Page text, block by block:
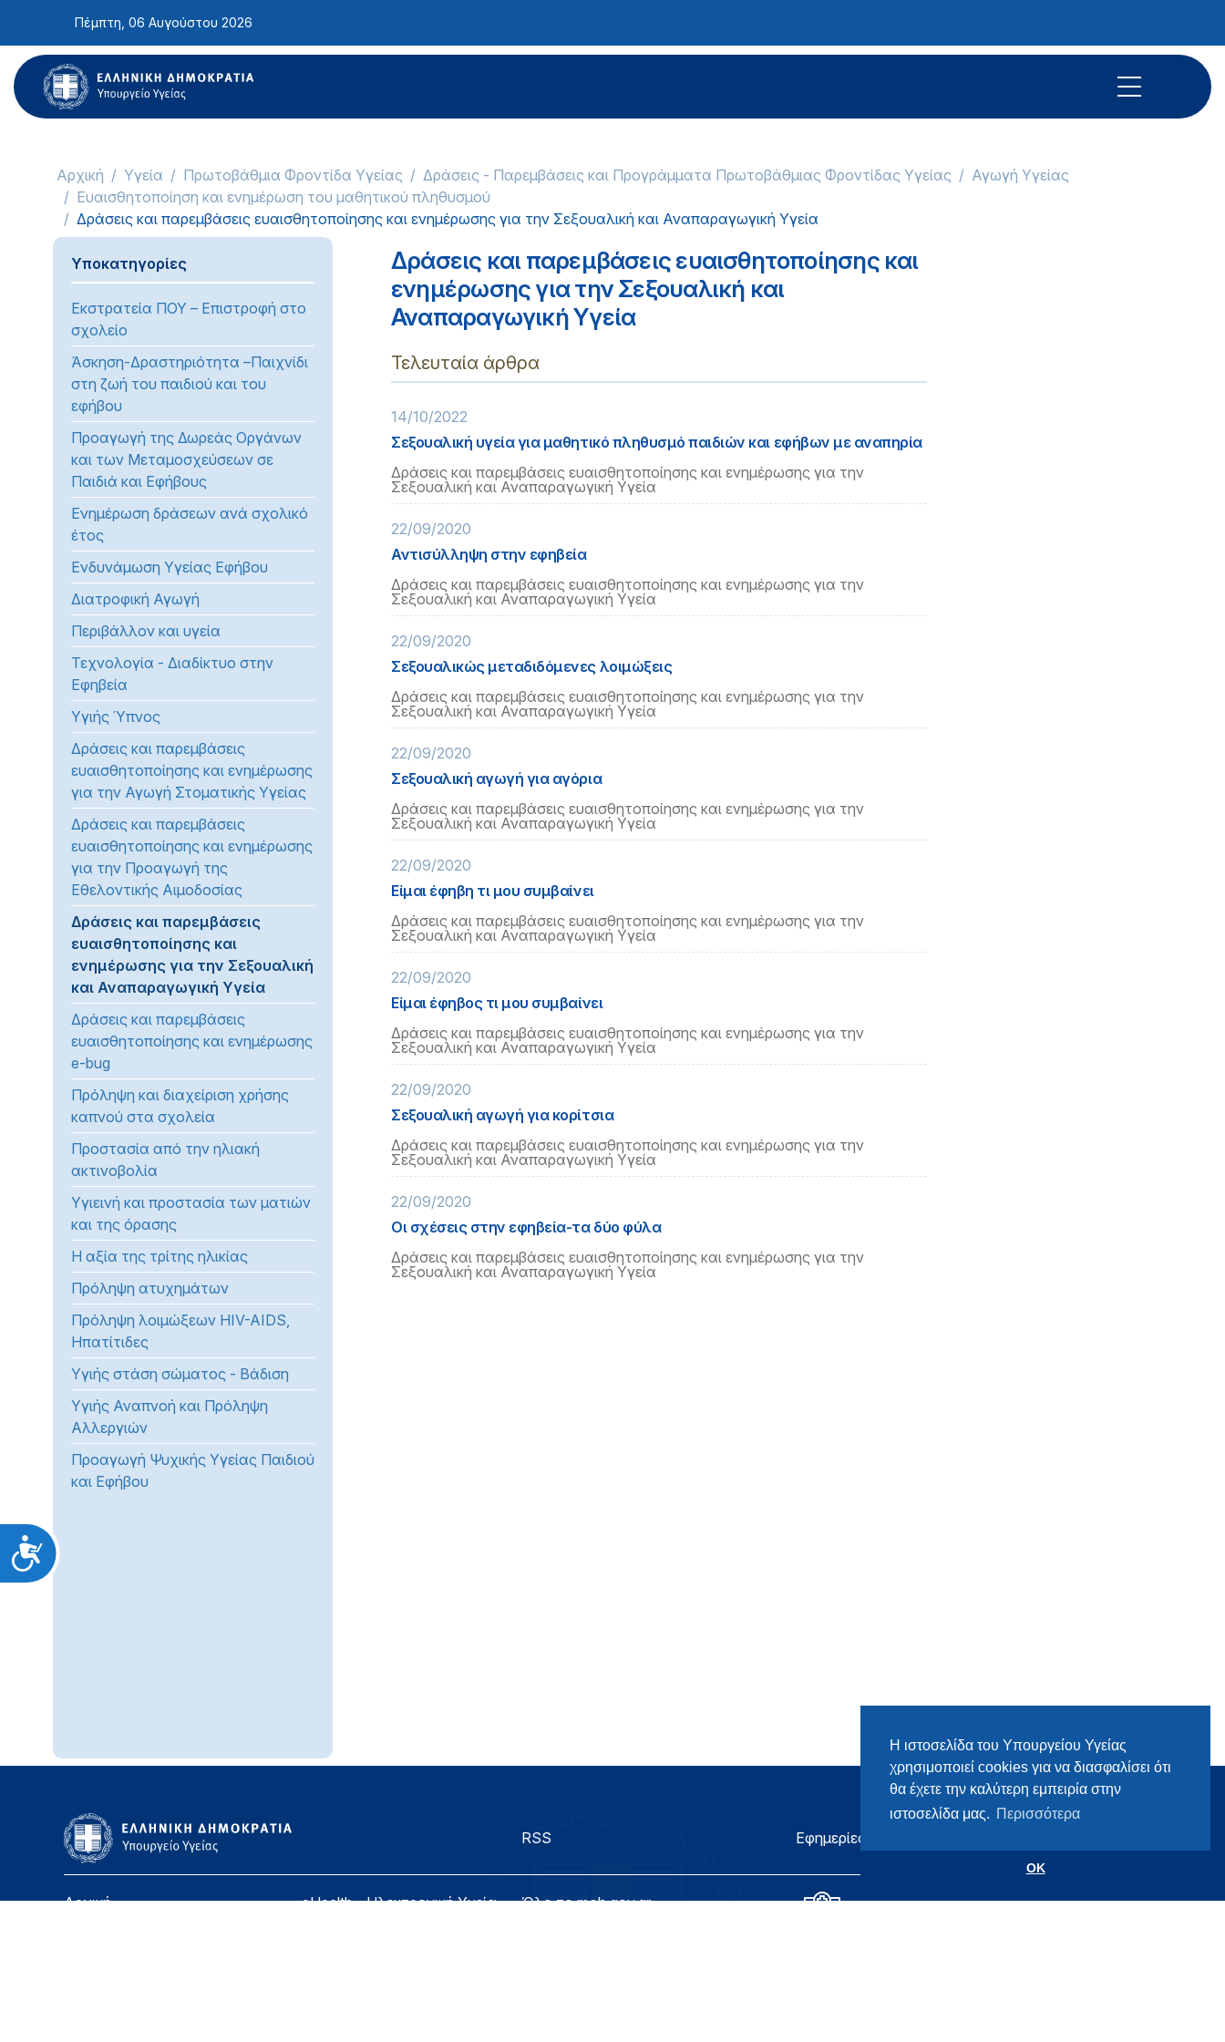
Η ιστοσελίδα του Υπουργείου Υγείας
χρησιμοποιεί cookies για να διασφαλίσει ότι
θα έχετε την καλύτερη εμπειρία στην
ιστοσελίδα μας. Περισσότερα
OK
ιστότοπος
περιλαμβάνει
προσβασιμότητας.
Πατήστε
προβλήματα
χρησιμοποιούν
πρόγραμμα
ανάγνωσης
προσβασιμότητας.
Προσιτότητα
Πέμπτη, 06 Αυγούστου 2026
Αρχική Υγεία Πρωτοβάθμια Φροντίδα Υγείας Δράσεις - Παρεμβάσεις και Προγράμματα Πρωτοβάθμιας Φροντίδας Υγείας
Αγωγή Υγείας
Ευαισθητοποίηση και ενημέρωση του μαθητικού πληθυσμού
Δράσεις και παρεμβάσεις ευαισθητοποίησης και ενημέρωσης για την Σεξουαλική και Αναπαραγωγική Υγεία
Υποκατηγορίες
Εκστρατεία ΠΟΥ – Επιστροφή στο
σχολείο
Άσκηση-Δραστηριότητα –Παιχνίδι
στη ζωή του παιδιού και του
εφήβου
Προαγωγή της Δωρεάς Οργάνων
και των Μεταμοσχεύσεων σε
Παιδιά και Εφήβους
Ενημέρωση δράσεων ανά σχολικό
έτος
Ενδυνάμωση Υγείας Εφήβου
Διατροφική Αγωγή
Περιβάλλον και υγεία
Τεχνολογία - Διαδίκτυο στην
Εφηβεία
Υγιής Ύπνος
Δράσεις και παρεμβάσεις
ευαισθητοποίησης και ενημέρωσης
για την Αγωγή Στοματικής Υγείας
Δράσεις και παρεμβάσεις
ευαισθητοποίησης και ενημέρωσης
για την Προαγωγή της
Εθελοντικής Αιμοδοσίας
Δράσεις και παρεμβάσεις
ευαισθητοποίησης και
ενημέρωσης για την Σεξουαλική
και Αναπαραγωγική Υγεία
Δράσεις και παρεμβάσεις
ευαισθητοποίησης και ενημέρωσης
e-bug
Πρόληψη και διαχείριση χρήσης
καπνού στα σχολεία
Προστασία από την ηλιακή
ακτινοβολία
Υγιεινή και προστασία των ματιών
και της όρασης
Η αξία της τρίτης ηλικίας
Πρόληψη ατυχημάτων
Πρόληψη λοιμώξεων HIV-AIDS,
Ηπατίτιδες
Υγιής στάση σώματος - Βάδιση
Υγιής Αναπνοή και Πρόληψη
Αλλεργιών
Προαγωγή Ψυχικής Υγείας Παιδιού
και Εφήβου
Δράσεις και παρεμβάσεις ευαισθητοποίησης και
ενημέρωσης για την Σεξουαλική και
Αναπαραγωγική Υγεία
Τελευταία άρθρα
14/10/2022
Σεξουαλική υγεία για μαθητικό πληθυσμό παιδιών και εφήβων με αναπηρία
Δράσεις και παρεμβάσεις ευαισθητοποίησης και ενημέρωσης για την
Σεξουαλική και Αναπαραγωγική Υγεία
22/09/2020
Αντισύλληψη στην εφηβεία
Δράσεις και παρεμβάσεις ευαισθητοποίησης και ενημέρωσης για την
Σεξουαλική και Αναπαραγωγική Υγεία
22/09/2020
Σεξουαλικώς μεταδιδόμενες λοιμώξεις
Δράσεις και παρεμβάσεις ευαισθητοποίησης και ενημέρωσης για την
Σεξουαλική και Αναπαραγωγική Υγεία
22/09/2020
Σεξουαλική αγωγή για αγόρια
Δράσεις και παρεμβάσεις ευαισθητοποίησης και ενημέρωσης για την
Σεξουαλική και Αναπαραγωγική Υγεία
22/09/2020
Είμαι έφηβη τι μου συμβαίνει
Δράσεις και παρεμβάσεις ευαισθητοποίησης και ενημέρωσης για την
Σεξουαλική και Αναπαραγωγική Υγεία
22/09/2020
Είμαι έφηβος τι μου συμβαίνει
Δράσεις και παρεμβάσεις ευαισθητοποίησης και ενημέρωσης για την
Σεξουαλική και Αναπαραγωγική Υγεία
22/09/2020
Σεξουαλική αγωγή για κορίτσια
Δράσεις και παρεμβάσεις ευαισθητοποίησης και ενημέρωσης για την
Σεξουαλική και Αναπαραγωγική Υγεία
22/09/2020
Οι σχέσεις στην εφηβεία-τα δύο φύλα
Δράσεις και παρεμβάσεις ευαισθητοποίησης και ενημέρωσης για την
Σεξουαλική και Αναπαραγωγική Υγεία
Αρχική
eHealth - Ηλεκτρονική Υγεία
RSS
Όλο το moh.gov.gr
Εφημερίες